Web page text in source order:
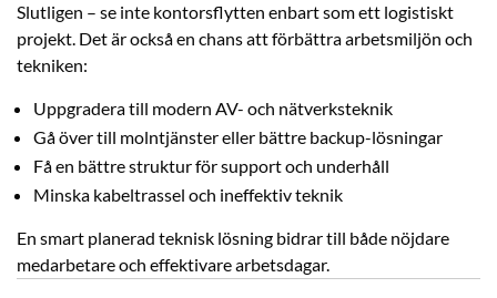
Slutligen – se inte kontorsflytten enbart som ett logistiskt
projekt. Det är också en chans att förbättra arbetsmiljön och
tekniken:
Uppgradera till modern AV- och nätverksteknik
Gå över till molntjänster eller bättre backup-lösningar
Få en bättre struktur för support och underhåll
Minska kabeltrassel och ineffektiv teknik
En smart planerad teknisk lösning bidrar till både nöjdare
medarbetare och effektivare arbetsdagar.